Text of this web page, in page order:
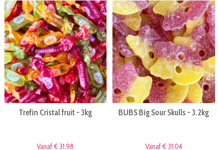
Trefin Cristal fruit - 3kg
Vanaf € 31,98
BUBS Big Sour Skulls - 3.2kg
Vanaf € 31,04